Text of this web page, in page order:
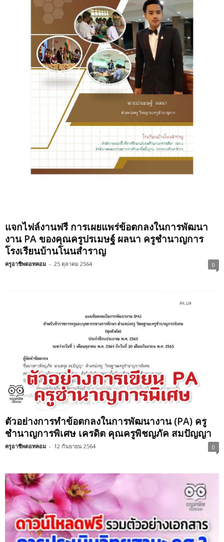
แจกไฟล์งานฟรี การเผยแพร่ข้อตกลงในการพัฒนา
งาน PA ของคุณครูปรเมษฐ์ ผลนา ครูชำนาญการ
โรงเรียนบ้านโนนสำราญ
ครูอาชีพดอทคอม - 25 ตุลาคม 2564 0
ตัวอย่างการทำข้อตกลงในการพัฒนางาน (PA) ครู
ชำนาญการพิเศษ เครดิต คุณครูพิชญภัค สมปัญญา
ครูอาชีพดอทคอม - 12 กันยายน 2564 0